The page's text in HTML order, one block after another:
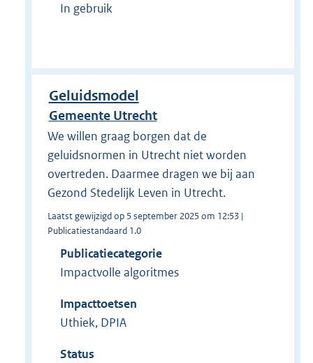
In gebruik
Geluidsmodel
Gemeente Utrecht
We willen graag borgen dat de
geluidsnormen in Utrecht niet worden
overtreden. Daarmee dragen we bij aan
Gezond Stedelijk Leven in Utrecht.
Laatst gewijzigd op 5 september 2025 om 12:53 |
Publicatiestandaard 1.0
Publicatiecategorie
Impactvolle algoritmes
Impacttoetsen
Uthiek, DPIA
Status